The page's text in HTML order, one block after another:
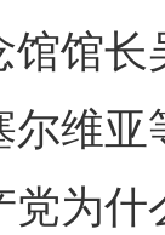
馆馆
尔维
为